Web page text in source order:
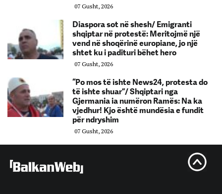
07 Gusht, 2026
Diaspora sot në shesh/ Emigranti
shqiptar në protestë: Meritojmë një
vend në shoqërinë europiane, jo një
shtet ku i padituri bëhet hero
07 Gusht, 2026
“Po mos të ishte News24, protesta do
të ishte shuar”/ Shqiptari nga
Gjermania ia numëron Ramës: Na ka
vjedhur! Kjo është mundësia e fundit
për ndryshim
07 Gusht, 2026